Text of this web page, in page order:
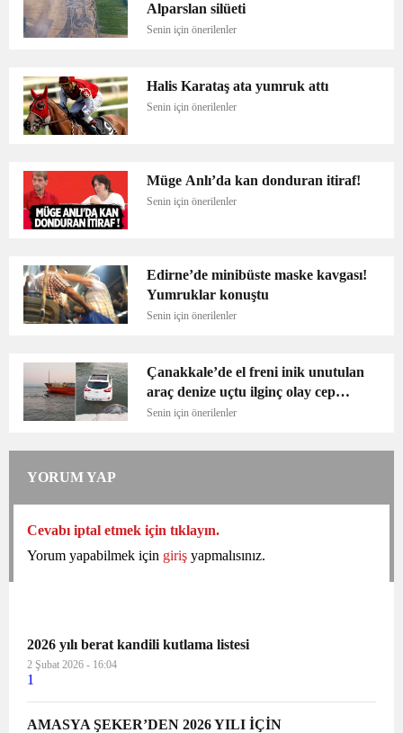
Alparslan silüeti
Senin için önerilenler
Halis Karataş ata yumruk attı
Senin için önerilenler
Müge Anlı’da kan donduran itiraf!
Senin için önerilenler
Edirne’de minibüste maske kavgası!
Yumruklar konuştu
Senin için önerilenler
Çanakkale’de el freni inik unutulan
araç denize uçtu ilginç olay cep
telefonu kamerasında
Senin için önerilenler
YORUM YAP
Cevabı iptal etmek için tıklayın.
Yorum yapabilmek için giriş yapmalısınız.
2026 yılı berat kandili kutlama listesi
2 Şubat 2026 - 16:04
1
AMASYA ŞEKER’DEN 2026 YILI İÇİN